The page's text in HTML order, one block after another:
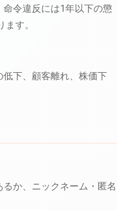
令違反には1年以下の懲
す。
下、顧客離れ、株価下
か、ニックネーム・匿名